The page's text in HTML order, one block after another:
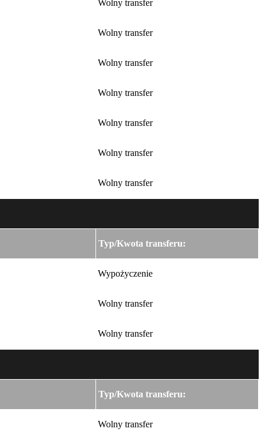
Wolny transfer
Wolny transfer
Wolny transfer
Wolny transfer
Wolny transfer
Wolny transfer
Wolny transfer
Typ/Kwota transferu:
Wypożyczenie
Wolny transfer
Wolny transfer
Typ/Kwota transferu:
Wolny transfer